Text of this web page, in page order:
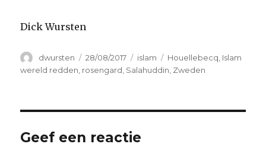
Dick Wursten
Auteur
dwursten
Geplaatst
op
28/08/2017 Categorieën
islam Tags
Houellebecq Islam
wereld redden rosengard Salahuddin Zweden
Geef een reactie